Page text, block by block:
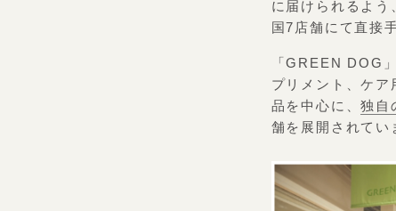
に届けられるよ
国7店舗にて直接
「GREEN DOG
プリメント、ケ
品を中心に、独自
舗を展開されてい